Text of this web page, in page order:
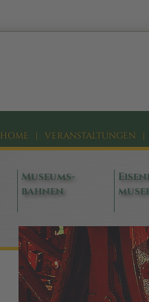
HOME | VERANSTALTUNGEN |
Museums-
bahnen